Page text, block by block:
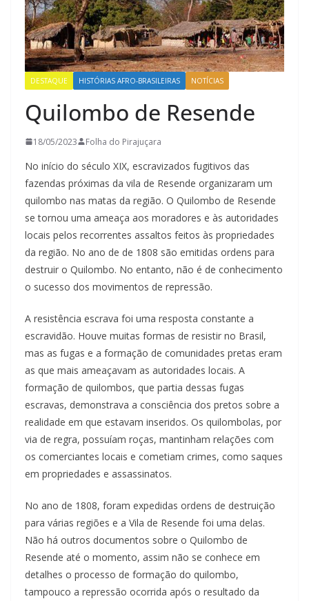
DESTAQUE HISTÓRIAS AFRO-BRASILEIRAS NOTÍCIAS
Quilombo de Resende
18/05/2023 Folha do Pirajuçara
No início do século XIX, escravizados fugitivos das
fazendas próximas da vila de Resende organizaram um
quilombo nas matas da região. O Quilombo de Resende
se tornou uma ameaça aos moradores e às autoridades
locais pelos recorrentes assaltos feitos às propriedades
da região. No ano de de 1808 são emitidas ordens para
destruir o Quilombo. No entanto, não é de conhecimento
o sucesso dos movimentos de repressão.
A resistência escrava foi uma resposta constante a
escravidão. Houve muitas formas de resistir no Brasil,
mas as fugas e a formação de comunidades pretas eram
as que mais ameaçavam as autoridades locais. A
formação de quilombos, que partia dessas fugas
escravas, demonstrava a consciência dos pretos sobre a
realidade em que estavam inseridos. Os quilombolas, por
via de regra, possuíam roças, mantinham relações com
os comerciantes locais e cometiam crimes, como saques
em propriedades e assassinatos.
No ano de 1808, foram expedidas ordens de destruição
para várias regiões e a Vila de Resende foi uma delas.
Não há outros documentos sobre o Quilombo de
Resende até o momento, assim não se conhece em
detalhes o processo de formação do quilombo,
tampouco a repressão ocorrida após o resultado da